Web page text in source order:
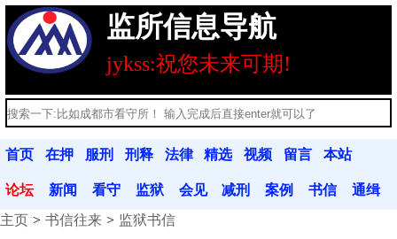
监所信息导航
jykss:祝您未来可期!
首页 在押
人员
服刑
人员
刑释
人员
法律
法规
精选
文章
视频
分享
留言
本
本站
公告
论坛 新闻
动态
看守
联系
监狱
联系
会见 减刑 案例 书信 通缉
主页 书信往来 监狱书信